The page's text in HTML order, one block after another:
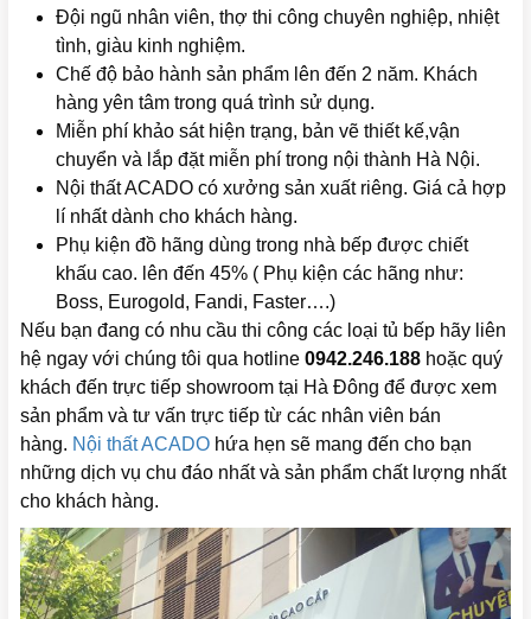
Đội ngũ nhân viên, thợ thi công chuyên nghiệp, nhiệt
tình, giàu kinh nghiệm.
Chế độ bảo hành sản phẩm lên đến 2 năm. Khách
hàng yên tâm trong quá trình sử dụng.
Miễn phí khảo sát hiện trạng, bản vẽ thiết kế,vận
chuyển và lắp đặt miễn phí trong nội thành Hà Nội.
Nội thất ACADO có xưởng sản xuất riêng. Giá cả hợp
lí nhất dành cho khách hàng.
Phụ kiện đồ hãng dùng trong nhà bếp được chiết
khấu cao. lên đến 45% ( Phụ kiện các hãng như:
Boss, Eurogold, Fandi, Faster….)
Nếu bạn đang có nhu cầu thi công các loại tủ bếp hãy liên
hệ ngay với chúng tôi qua hotline 0942.246.188 hoặc quý
khách đến trực tiếp showroom tại Hà Đông để được xem
sản phẩm và tư vấn trực tiếp từ các nhân viên bán
hàng. Nội thất ACADO hứa hẹn sẽ mang đến cho bạn
những dịch vụ chu đáo nhất và sản phẩm chất lượng nhất
cho khách hàng.